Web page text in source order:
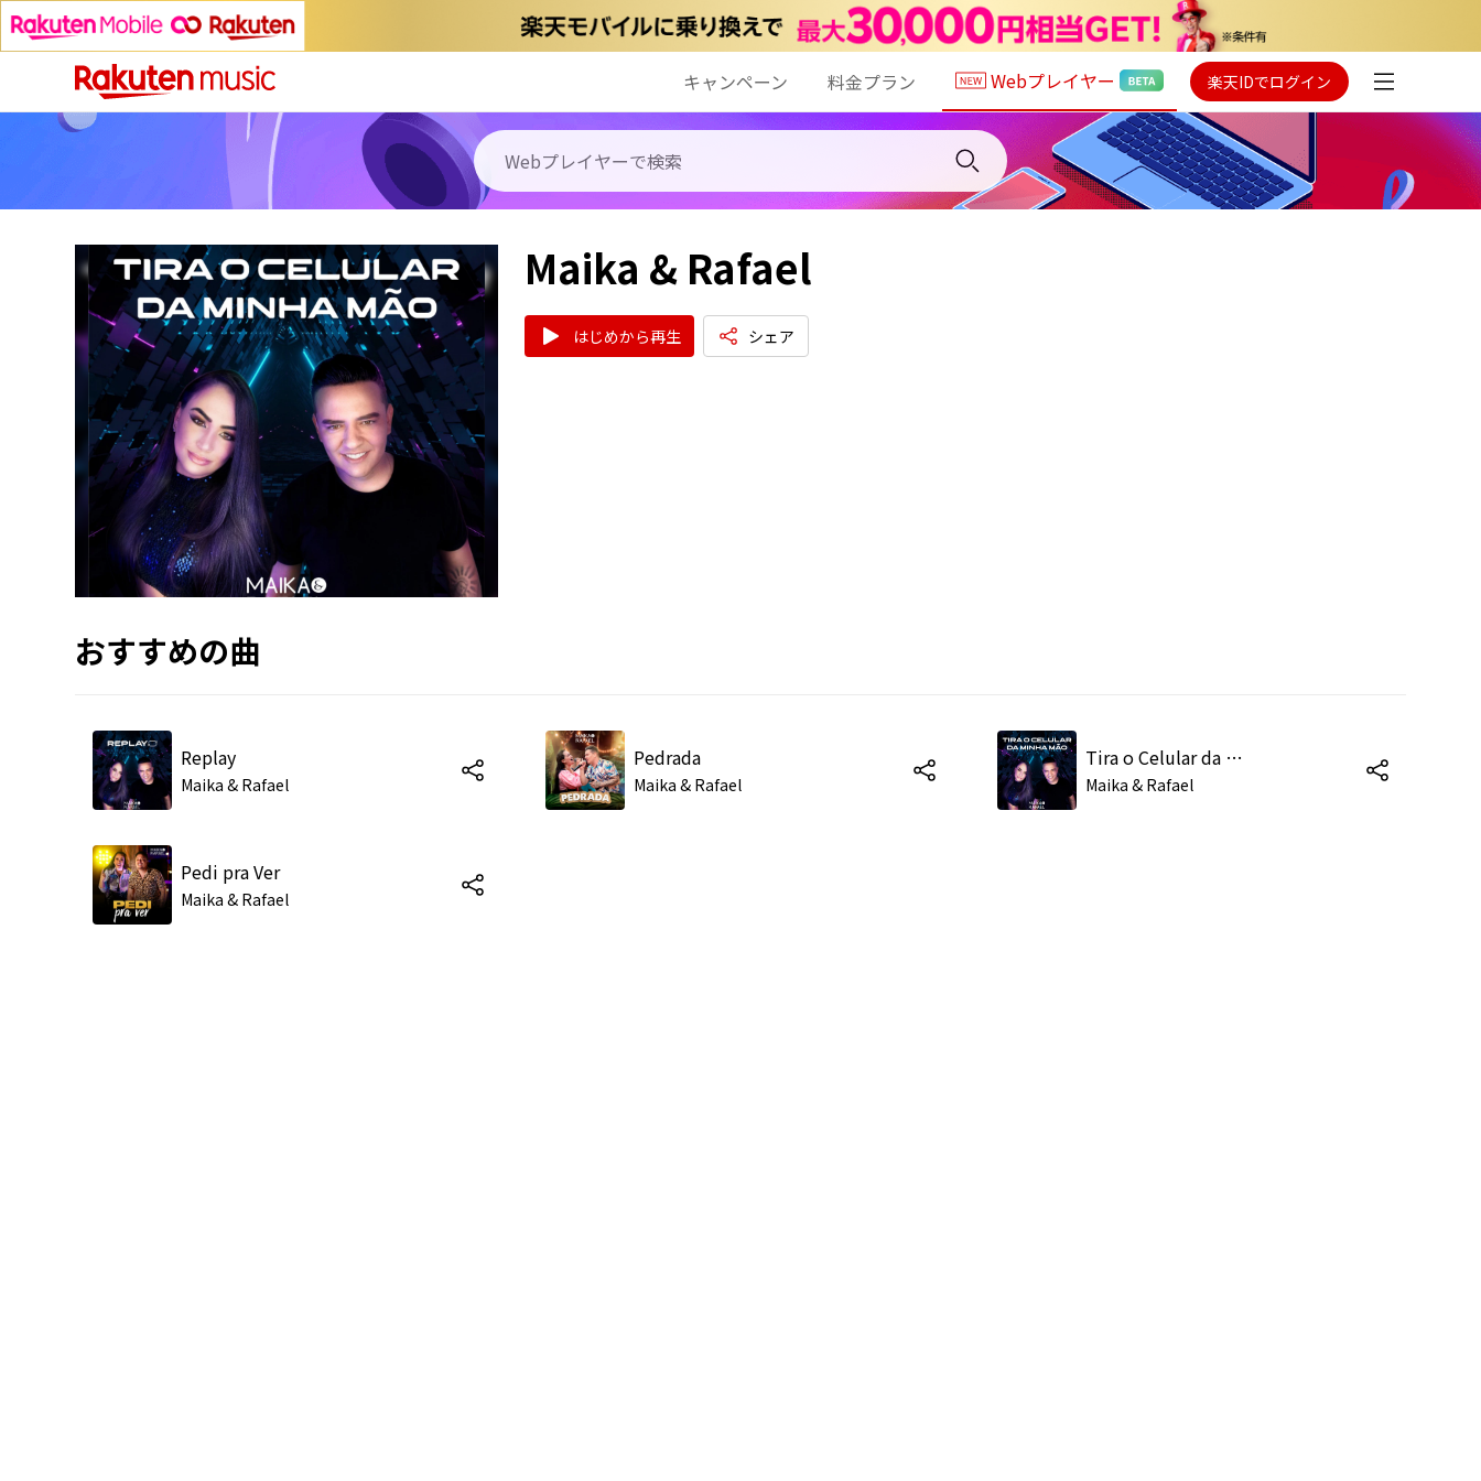
キャンペーン 料金プラン Webプレイヤー 楽天IDでログイン
Maika & Rafael
はじめから再生 シェア
おすすめの曲
Replay
Maika & Rafael
Pedrada
Maika & Rafael
Tira o Celular da Minha Mão
Maika & Rafael
Pedi pra Ver
Maika & Rafael